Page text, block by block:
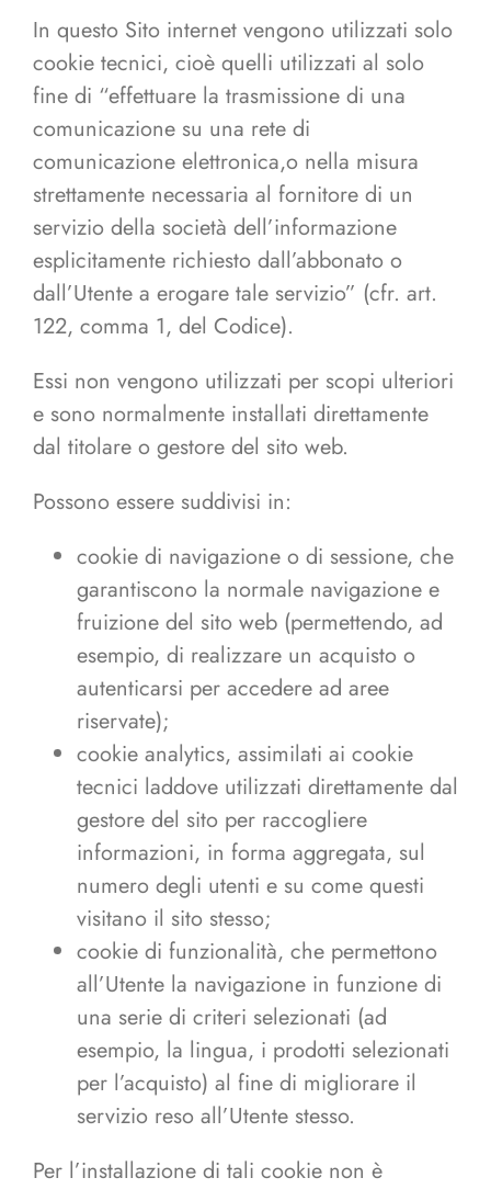
In questo Sito internet vengono utilizzati solo
cookie tecnici, cioè quelli utilizzati al solo
fine di “effettuare la trasmissione di una
comunicazione su una rete di
comunicazione elettronica,o nella misura
strettamente necessaria al fornitore di un
servizio della società dell’informazione
esplicitamente richiesto dall’abbonato o
dall’Utente a erogare tale servizio” (cfr. art.
122, comma 1, del Codice).
Essi non vengono utilizzati per scopi ulteriori
e sono normalmente installati direttamente
dal titolare o gestore del sito web.
Possono essere suddivisi in:
cookie di navigazione o di sessione, che
garantiscono la normale navigazione e
fruizione del sito web (permettendo, ad
esempio, di realizzare un acquisto o
autenticarsi per accedere ad aree
riservate);
cookie analytics, assimilati ai cookie
tecnici laddove utilizzati direttamente dal
gestore del sito per raccogliere
informazioni, in forma aggregata, sul
numero degli utenti e su come questi
visitano il sito stesso;
cookie di funzionalità, che permettono
all’Utente la navigazione in funzione di
una serie di criteri selezionati (ad
esempio, la lingua, i prodotti selezionati
per l’acquisto) al fine di migliorare il
servizio reso all’Utente stesso.
Per l’installazione di tali cookie non è